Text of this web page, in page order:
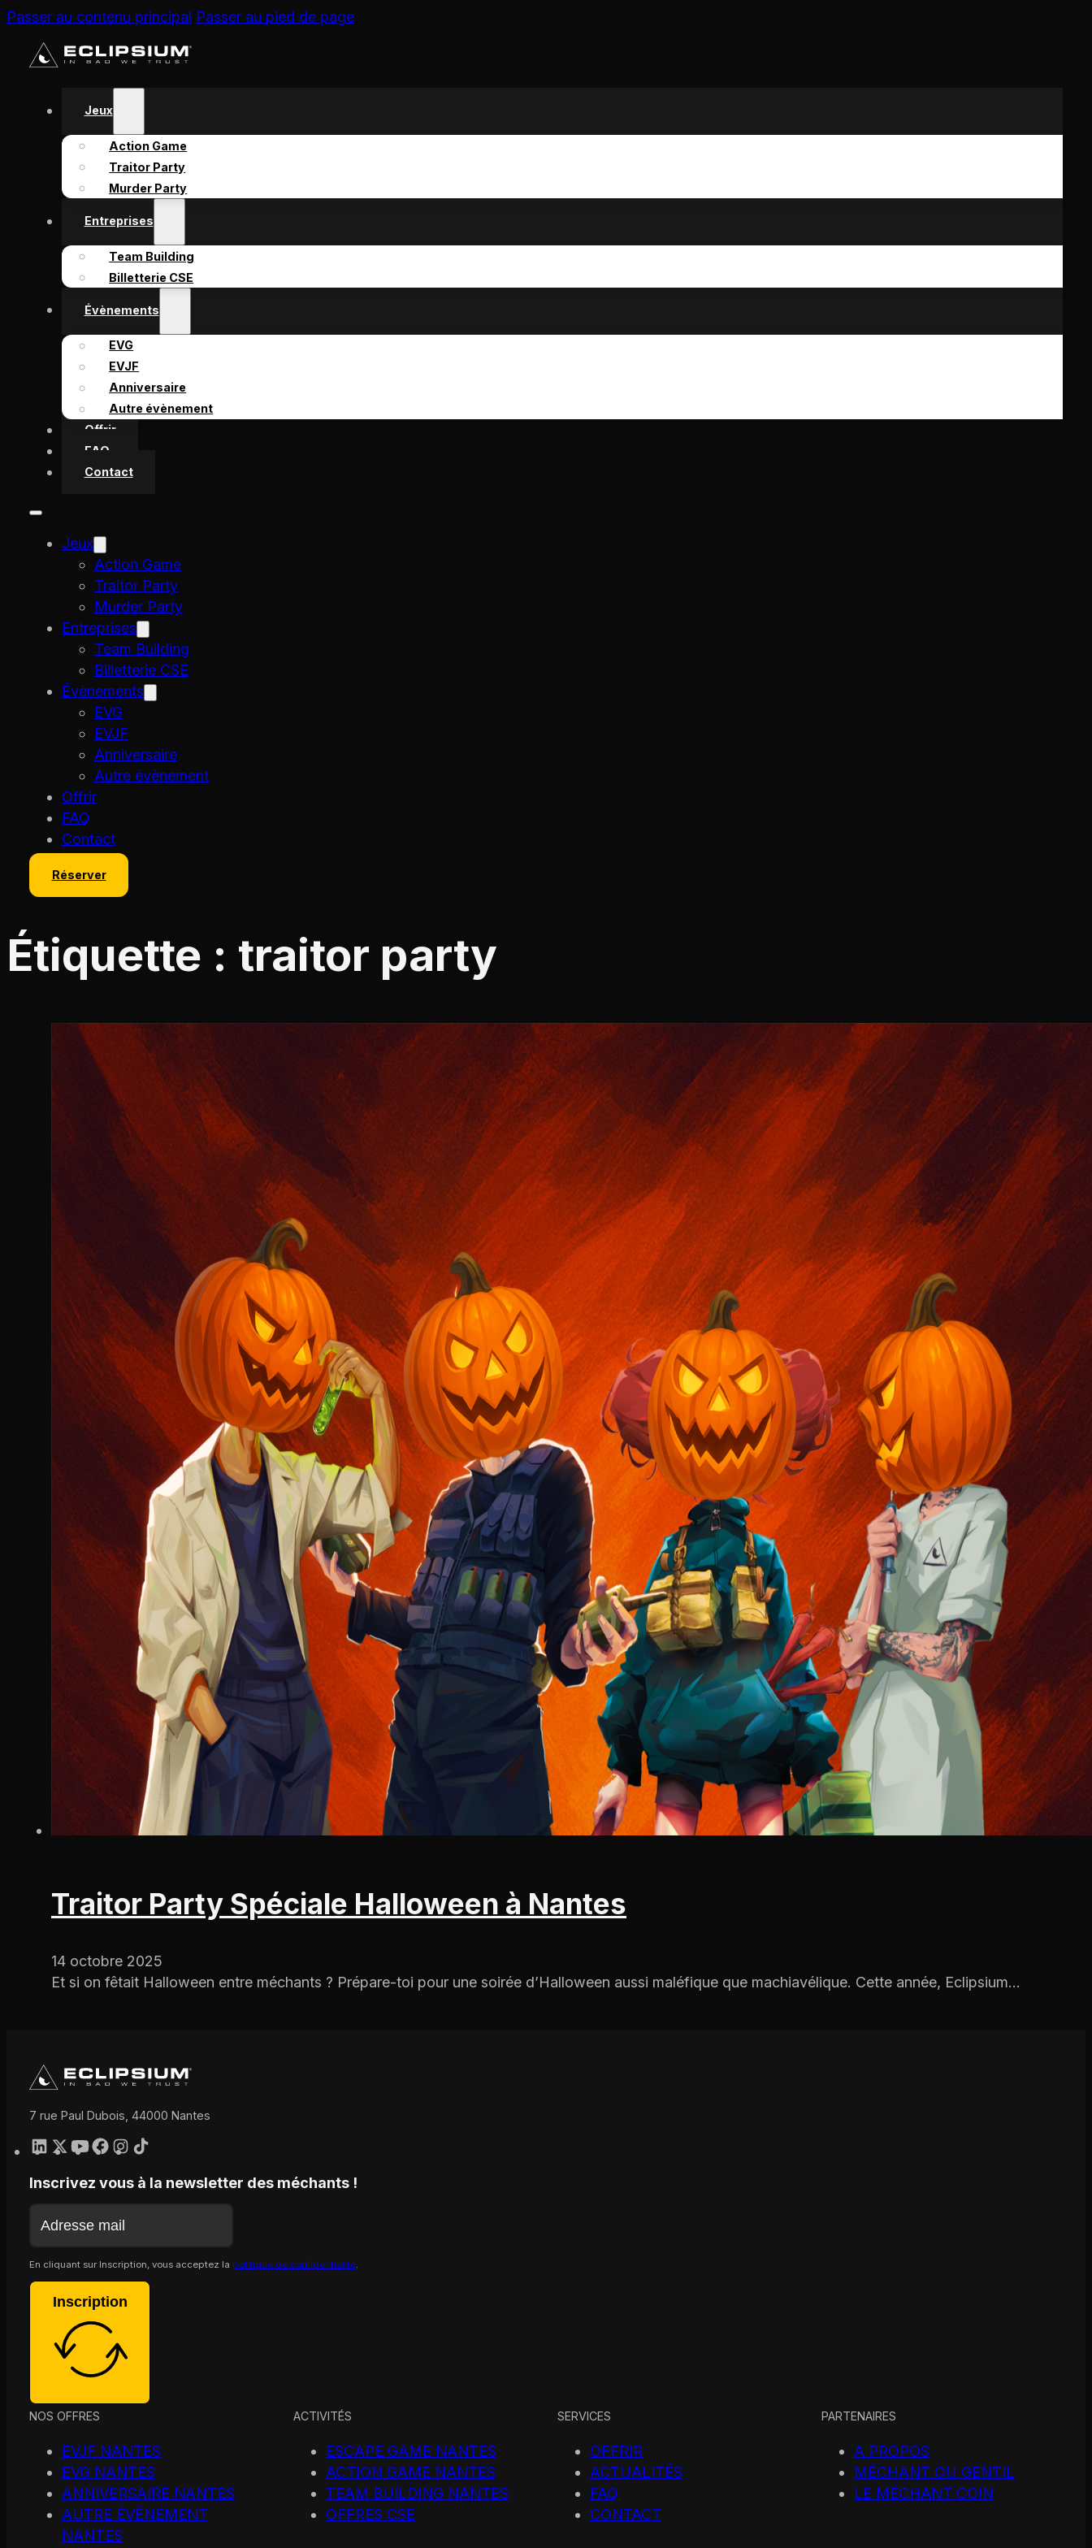
Passer au contenu principal Passer au pied de page
Jeux
Action Game
Traitor Party
Murder Party
Entreprises
Team Building
Billetterie CSE
Évènements
EVG
EVJF
Anniversaire
Autre évènement
Offrir
FAQ
Contact
Jeux
Action Game
Traitor Party
Murder Party
Entreprises
Team Building
Billetterie CSE
Évènements
EVG
EVJF
Anniversaire
Autre évènement
Offrir
FAQ
Contact
Réserver
Étiquette : traitor party
Traitor Party Spéciale Halloween à Nantes
14 octobre 2025
Et si on fêtait Halloween entre méchants ? Prépare-toi pour une soirée d’Halloween aussi maléfique que machiavélique. Cette année, Eclipsium…
7 rue Paul Dubois, 44000 Nantes
Inscrivez vous à la newsletter des méchants !
En cliquant sur Inscription, vous acceptez la politique de confidentialité.
Inscription
NOS OFFRES
EVJF NANTES
EVG NANTES
ANNIVERSAIRE NANTES
AUTRE ÉVÈNEMENT
NANTES
ACTIVITÉS
ESCAPE GAME NANTES
ACTION GAME NANTES
TEAM BUILDING NANTES
OFFRES CSE
SERVICES
OFFRIR
ACTUALITÉS
FAQ
CONTACT
PARTENAIRES
A PROPOS
MÉCHANT OU GENTIL
LE MÉCHANT COIN